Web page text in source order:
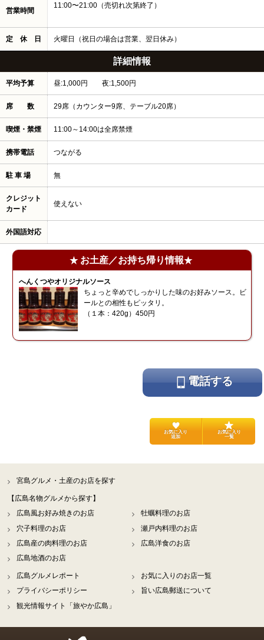
営業時間
11:00〜21:00（売切れ次第終了）
定 休 日 火曜日（祝日の場合は営業、翌日休み）
詳細情報
平均予算 昼:1,000円 夜:1,500円
席 数 29席（カウンター9席、テーブル20席）
喫煙・禁煙 11:00～14:00は全席禁煙
携帯電話 つながる
駐 車 場 無
クレジット
カード
使えない
外国語対応
お土産／お持ち帰り情報
へんくつやオリジナルソース
ちょっと辛めでしっかりした味のお好みソース。ビ
ールとの相性もピッタリ。
（１本：420g）450円
電話する
お気に入り
追加
お気に入り
一覧
宮島グルメ・土産のお店を探す
【広島名物グルメから探す】
広島風お好み焼きのお店
牡蠣料理のお店
穴子料理のお店
瀬戸内料理のお店
広島産の肉料理のお店
広島洋食のお店
広島地酒のお店
広島グルメレポート
お気に入りのお店一覧
プライバシーポリシー
旨い広島郵送について
観光情報サイト「旅やか広島」